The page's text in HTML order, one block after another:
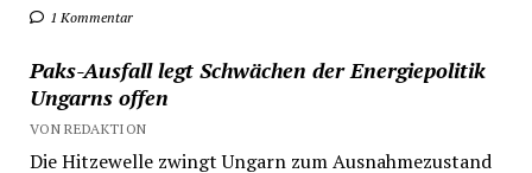
1 Kommentar
Paks-Ausfall legt Schwächen der Energiepolitik
Ungarns offen
VON REDAKTION
Die Hitzewelle zwingt Ungarn zum Ausnahmezustand